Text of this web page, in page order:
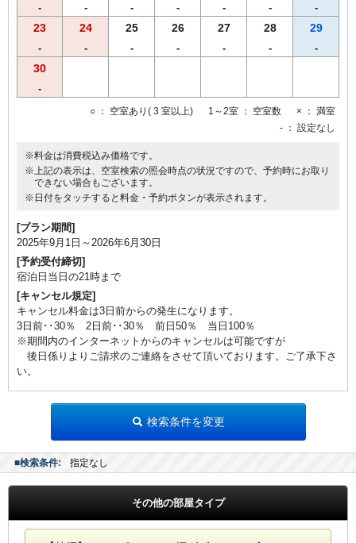
- - - - - - -
23
-
24
-
25
-
26
-
27
-
28
-
29
-
30
-
○ ： 空室あり( 3 室以上) 1～2室 ： 空室数 × ： 満室
- ： 設定なし
※料金は消費税込み価格です。
※上記の表示は、空室検索の照会時点の状況ですので、予約時にお取り
できない場合もございます。
※日付をタッチすると料金・予約ボタンが表示されます。
[プラン期間]
2025年9月1日～2026年6月30日
[予約受付締切]
宿泊日当日の21時まで
[キャンセル規定]
キャンセル料金は3日前からの発生になります。
3日前･･30％ 2日前･･30％ 前日50％ 当日100％
※期間内のインターネットからのキャンセルは可能ですが
後日係りよりご請求のご連絡をさせて頂いております。ご了承下さ
い。
検索条件を変更
■検索条件: 指定なし
その他の部屋タイプ